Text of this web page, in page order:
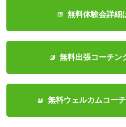
無料体験会詳細
無料出張コーチン
無料ウェルカムコー